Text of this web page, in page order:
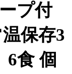
プ付
保存3
6食 個